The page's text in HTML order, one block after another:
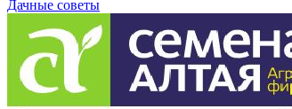
Дачные советы